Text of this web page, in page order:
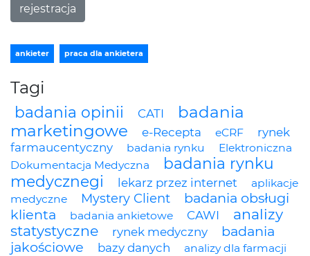
rejestracja
ankieter praca dla ankietera
Tagi
badania opinii CATI
badania
marketingowe
e-Recepta eCRF
rynek
farmaucentyczny
badania rynku
Elektroniczna
Dokumentacja Medyczna
badania rynku
medycznegi
lekarz przez internet
aplikacje
medyczne
Mystery Client
badania obsługi
klienta
badania ankietowe CAWI
analizy
statystyczne
rynek medyczny
badania
jakościowe
bazy danych analizy dla farmacji